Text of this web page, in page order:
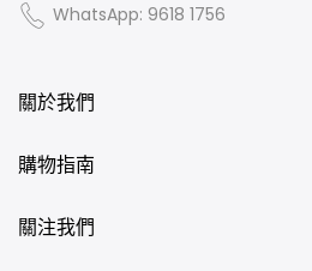
WhatsApp: 9618 1756
關於我們
購物指南
關注我們